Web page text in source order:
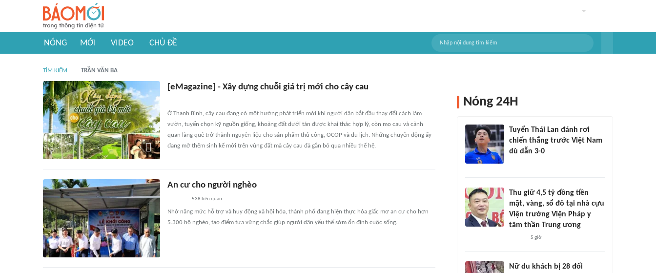
NÓNG MỚI VIDEO CHỦ ĐỀ
TÌM KIẾM TRẦN VĂN BA
[eMagazine] - Xây dựng chuỗi giá trị mới cho cây cau
Ở Thạnh Bình, cây cau đang có một hướng phát triển mới khi người dân bắt đầu thay đổi cách làm
vườn, tuyển chọn kỹ nguồn giống, khoảng đất dưới tán được khai thác hợp lý, còn mo cau và cảnh
quan làng quê trở thành nguyên liệu cho sản phẩm thủ công, OCOP và du lịch. Những chuyển động ấy
đang mở thêm sinh kế mới trên vùng đất mà cây cau đã gắn bó qua nhiều thế hệ.
An cư cho người nghèo
538 liên quan
Nhờ nâng mức hỗ trợ và huy động xã hội hóa, thành phố đang hiện thực hóa giấc mơ an cư cho hơn
5.300 hộ nghèo, tạo điểm tựa vững chắc giúp người dân yếu thế sớm ổn định cuộc sống.
Nóng 24H
Tuyển Thái Lan đánh rơi
chiến thắng trước Việt Nam
dù dẫn 3-0
Thu giữ 4,5 tỷ đồng tiền
mặt, vàng, sổ đỏ tại nhà cựu
Viện trưởng Viện Pháp y
tâm thần Trung ương
5 giờ
Nữ du khách bị 28 đối